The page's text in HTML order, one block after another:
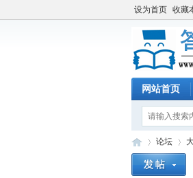
设为首页 收藏
网站首页
论坛